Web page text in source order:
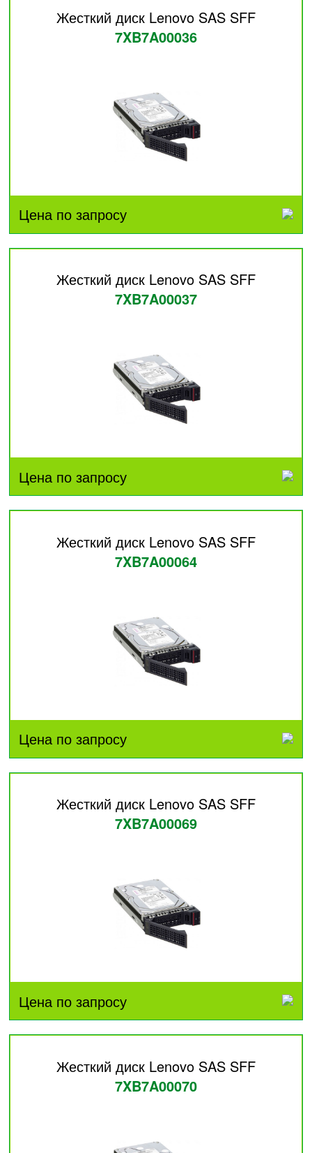
Жесткий диск Lenovo SAS SFF
7XB7A00036
Цена по запросу
Жесткий диск Lenovo SAS SFF
7XB7A00037
Цена по запросу
Жесткий диск Lenovo SAS SFF
7XB7A00064
Цена по запросу
Жесткий диск Lenovo SAS SFF
7XB7A00069
Цена по запросу
Жесткий диск Lenovo SAS SFF
7XB7A00070